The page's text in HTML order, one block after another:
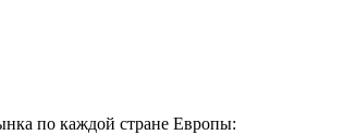
по каждой стране Европы: